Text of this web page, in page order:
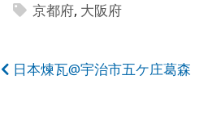
京都府, 大阪府
投日本煉瓦@宇治市五ケ庄葛森